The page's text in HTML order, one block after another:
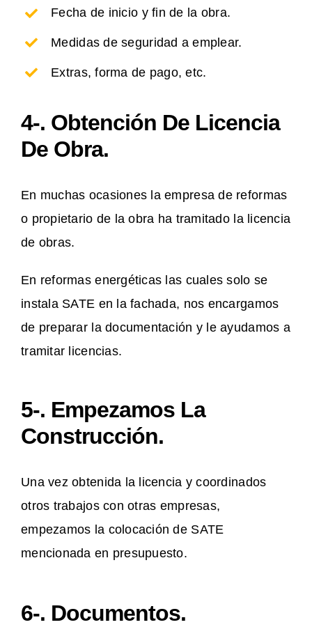
Fecha de inicio y fin de la obra.
Medidas de seguridad a emplear.
Extras, forma de pago, etc.
4-. Obtención De Licencia
De Obra.
En muchas ocasiones la empresa de reformas
o propietario de la obra ha tramitado la licencia
de obras.
En reformas energéticas las cuales solo se
instala SATE en la fachada, nos encargamos
de preparar la documentación y le ayudamos a
tramitar licencias.
5-. Empezamos La
Construcción.
Una vez obtenida la licencia y coordinados
otros trabajos con otras empresas,
empezamos la colocación de SATE
mencionada en presupuesto.
6-. Documentos.